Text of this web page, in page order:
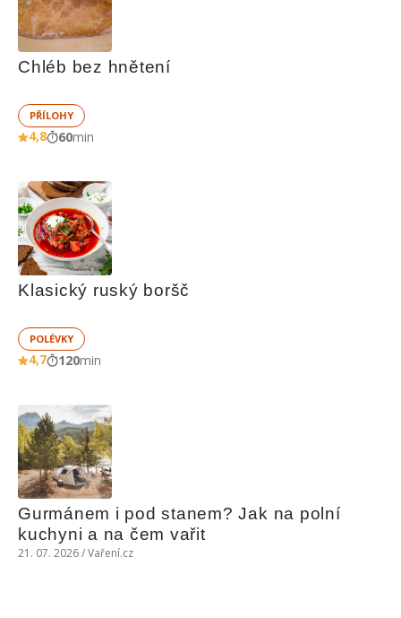
Chléb bez hnětení
PŘÍLOHY
4,8 60min
Klasický ruský boršč
POLÉVKY
4,7 120min
Gurmánem i pod stanem? Jak na polní
kuchyni a na čem vařit
21. 07. 2026 / Vaření.cz